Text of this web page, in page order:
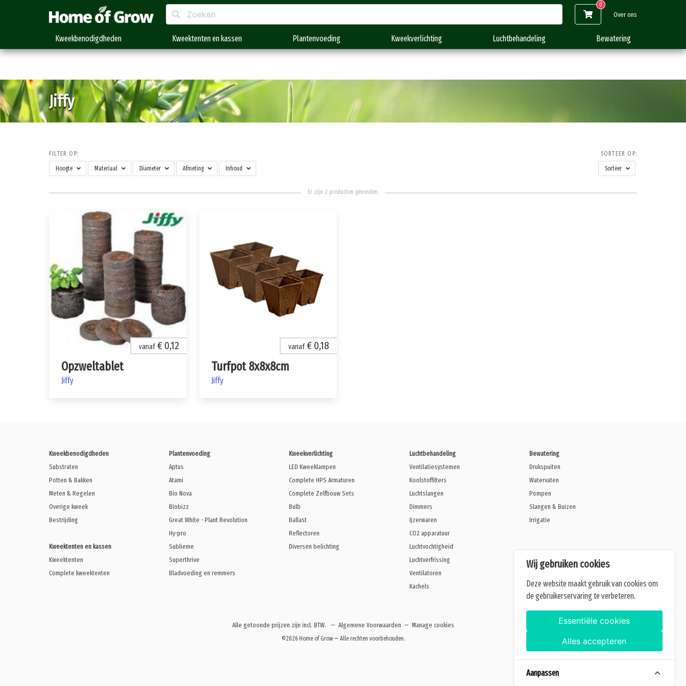
Kweekbenodigdheden Kweektenten en kassen Plantenvoeding Kweekverlichting Luchtbehandeling Bewatering
Over ons
Jiffy
FILTER OP:
Hoogte Materiaal Diameter Afmeting Inhoud
SORTEER OP:
Sorteer
vanaf€ 0,12
Opzweltablet
Jiffy
vanaf€ 0,18
Turfpot 8x8x8cm
Jiffy
Kweekbenodigdheden
Substraten
Potten & Bakken
Meten & Regelen
Overige kweek
Bestrijding
Kweektenten en kassen
Kweektenten
Complete kweektenten
Plantenvoeding
Aptus
Atami
Bio Nova
Biobizz
Great White - Plant Revolution
Hy-pro
Sublieme
Superthrive
Bladvoeding en remmers
Kweekverlichting
LED Kweeklampen
Complete HPS Armaturen
Complete Zelfbouw Sets
Bulb
Ballast
Reflectoren
Diversen belichting
Luchtbehandeling
Ventilatiesystemen
Koolstoffilters
Luchtslangen
Dimmers
Ijzerwaren
CO2 apparatuur
Luchtvochtigheid
Luchtverfrissing
Ventilatoren
Kachels
Bewatering
Drukspuiten
Watervaten
Pompen
Slangen & Buizen
Irrigatie
Alle getoonde prijzen zijn incl. BTW. — Algemene Voorwaarden — Manage cookies
©2026 Home of Grow — Alle rechten voorbehouden.
Wij gebruiken cookies
Deze website maakt gebruik van cookies om
de gebruikerservaring te verbeteren.
Essentiële cookies
Alles accepteren
Aanpassen